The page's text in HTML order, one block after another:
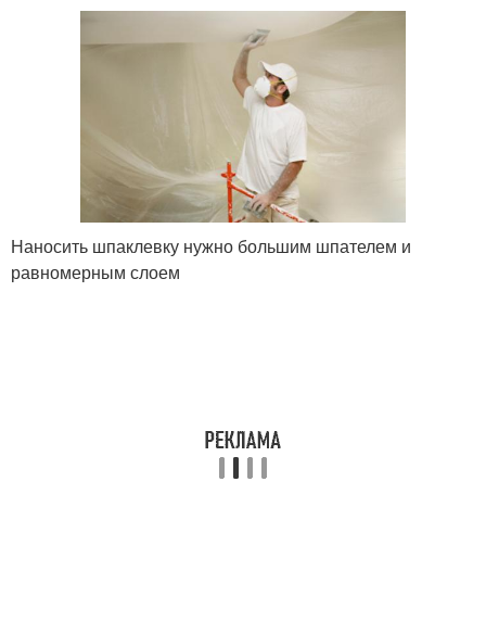
Наносить шпаклевку нужно большим шпателем и
равномерным слоем